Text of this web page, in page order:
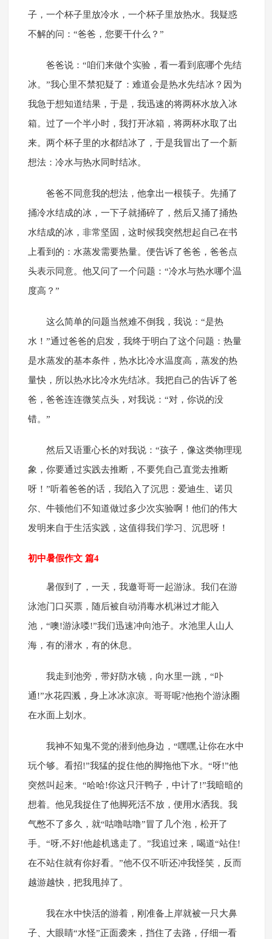
子，一个杯子里放冷水，一个杯子里放热水。我疑惑
不解的问：“爸爸，您要干什么？”
爸爸说：“咱们来做个实验，看一看到底哪个先结
冰。”我心里不禁犯疑了：难道会是热水先结冰？因为
我急于想知道结果，于是，我迅速的将两杯水放入冰
箱。过了一个半小时，我打开冰箱，将两杯水取了出
来。两个杯子里的水都结冰了，于是我冒出了一个新
想法：冷水与热水同时结冰。
爸爸不同意我的想法，他拿出一根筷子。先捅了
捅冷水结成的冰，一下子就捅碎了，然后又捅了捅热
水结成的冰，非常坚固，这时候我突然想起自己在书
上看到的：水蒸发需要热量。便告诉了爸爸，爸爸点
头表示同意。他又问了一个问题：“冷水与热水哪个温
度高？”
这么简单的问题当然难不倒我，我说：“是热
水！”通过爸爸的启发，我终于明白了这个问题：热量
是水蒸发的基本条件，热水比冷水温度高，蒸发的热
量快，所以热水比冷水先结冰。我把自己的告诉了爸
爸，爸爸连连微笑点头，对我说：“对，你说的没
错。”
然后又语重心长的对我说：“孩子，像这类物理现
象，你要通过实践去推断，不要凭自己直觉去推断
呀！”听着爸爸的话，我陷入了沉思：爱迪生、诺贝
尔、牛顿他们不知道做过多少次实验啊！他们的伟大
发明来自于生活实践，这值得我们学习、沉思呀！
初中暑假作文 篇4
暑假到了，一天，我邀哥哥一起游泳。我们在游
泳池门口买票，随后被自动消毒水机淋过才能入
池，“噢!游泳喽!”我们迅速冲向池子。水池里人山人
海，有的潜水，有的休息。
我走到池旁，带好防水镜，向水里一跳，“卟
通!”水花四溅，身上冰冰凉凉。哥哥呢?他抱个游泳圈
在水面上划水。
我神不知鬼不觉的潜到他身边，“嘿嘿,让你在水中
玩个够。看招!”我猛的捉住他的脚拖他下水。“呀!”他
突然叫起来。“哈哈!你这只汗鸭子，中计了!”我暗暗的
想着。他见我捉住了他脚死活不放，便用水洒我。我
气憋不了多久，就“咕噜咕噜”冒了几个泡，松开了
手。“呀,不好!他趁机逃走了。”我追过来，喝道“站住!
在不站住就有你好看。”他不仅不听还冲我怪笑，反而
越游越快，把我甩掉了。
我在水中快活的游着，刚准备上岸就被一只大鼻
子、大眼睛“水怪”正面袭来，挡住了去路，仔细一看